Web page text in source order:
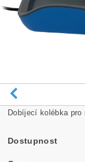
Dobíjecí kolébka pro
Dostupnost